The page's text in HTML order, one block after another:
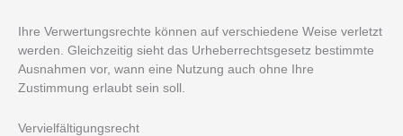
Ihre Verwertungsrechte können auf verschiedene Weise verletzt
werden. Gleichzeitig sieht das Urheberrechtsgesetz bestimmte
Ausnahmen vor, wann eine Nutzung auch ohne Ihre
Zustimmung erlaubt sein soll.
Vervielfältigungsrecht